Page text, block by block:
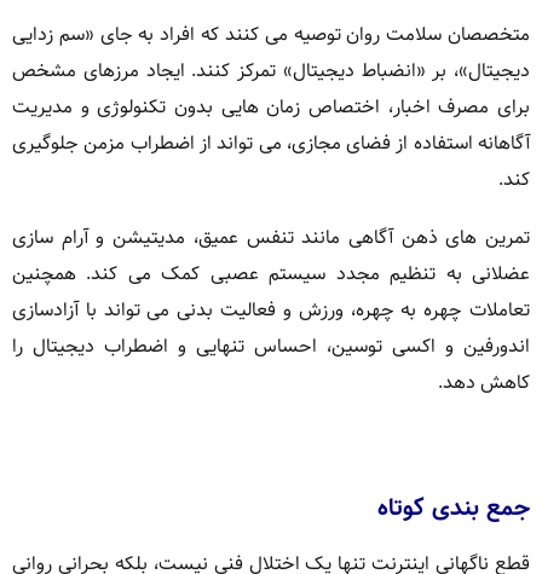
متخصصان سلامت روان توصیه می کنند که افراد به جای «سم زدایی
دیجیتال»، بر «انضباط دیجیتال» تمرکز کنند. ایجاد مرزهای مشخص
برای مصرف اخبار، اختصاص زمان هایی بدون تکنولوژی و مدیریت
آگاهانه استفاده از فضای مجازی، می تواند از اضطراب مزمن جلوگیری
کند.
تمرین های ذهن آگاهی مانند تنفس عمیق، مدیتیشن و آرام سازی
عضلانی به تنظیم مجدد سیستم عصبی کمک می کند. همچنین
تعاملات چهره به چهره، ورزش و فعالیت بدنی می تواند با آزادسازی
اندورفین و اکسی توسین، احساس تنهایی و اضطراب دیجیتال را
کاهش دهد.
جمع بندی کوتاه
قطع ناگهانی اینترنت تنها یک اختلال فنی نیست، بلکه بحرانی روانی